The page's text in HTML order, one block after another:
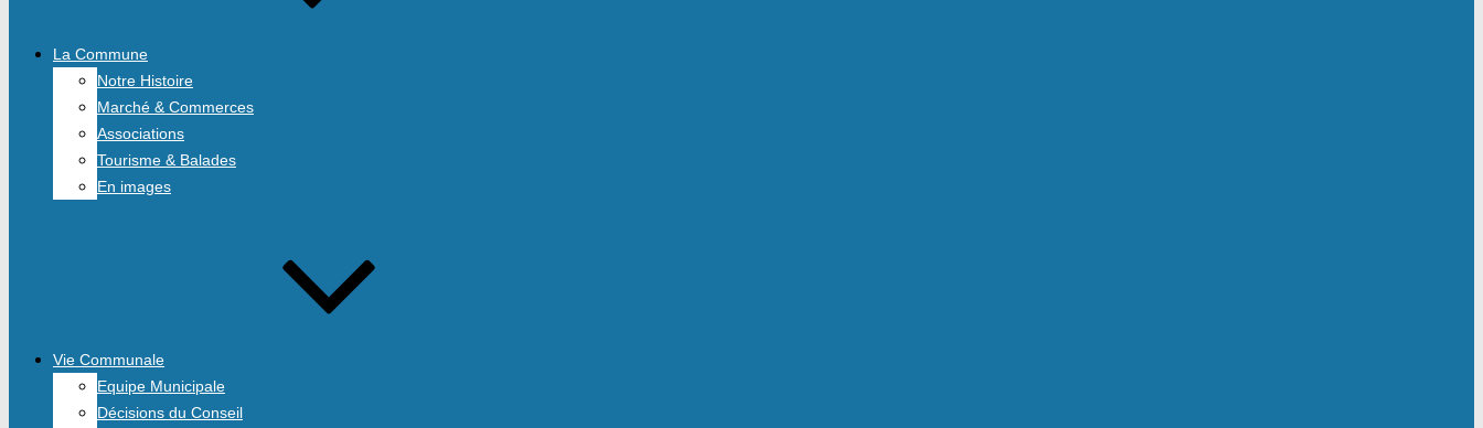
La Commune
Notre Histoire
Marché & Commerces
Associations
Tourisme & Balades
En images
Vie Communale
Equipe Municipale
Décisions du Conseil